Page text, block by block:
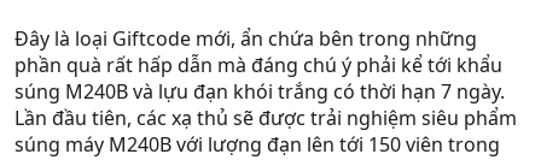
Đây là loại Giftcode mới, ẩn chứa bên trong những
phần quà rất hấp dẫn mà đáng chú ý phải kể tới khẩu
súng M240B và lựu đạn khói trắng có thời hạn 7 ngày.
Lần đầu tiên, các xạ thủ sẽ được trải nghiệm siêu phẩm
súng máy M240B với lượng đạn lên tới 150 viên trong